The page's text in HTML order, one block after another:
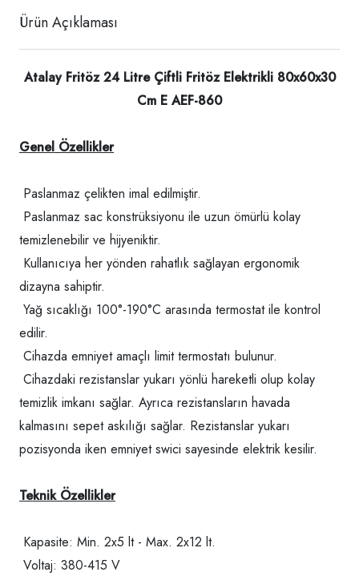
Ürün Açıklaması
Atalay Fritöz 24 Litre Çiftli Fritöz Elektrikli 80x60x30
Cm E AEF-860
Genel Özellikler
Paslanmaz çelikten imal edilmiştir.
Paslanmaz sac konstrüksiyonu ile uzun ömürlü kolay
temizlenebilir ve hijyeniktir.
Kullanıcıya her yönden rahatlık sağlayan ergonomik
dizayna sahiptir.
Yağ sıcaklığı 100°-190°C arasında termostat ile kontrol
edilir.
Cihazda emniyet amaçlı limit termostatı bulunur.
Cihazdaki rezistanslar yukarı yönlü hareketli olup kolay
temizlik imkanı sağlar. Ayrıca rezistansların havada
kalmasını sepet askılığı sağlar. Rezistanslar yukarı
pozisyonda iken emniyet swici sayesinde elektrik kesilir.
Teknik Özellikler
Kapasite: Min. 2x5 lt - Max. 2x12 lt.
Voltaj: 380-415 V